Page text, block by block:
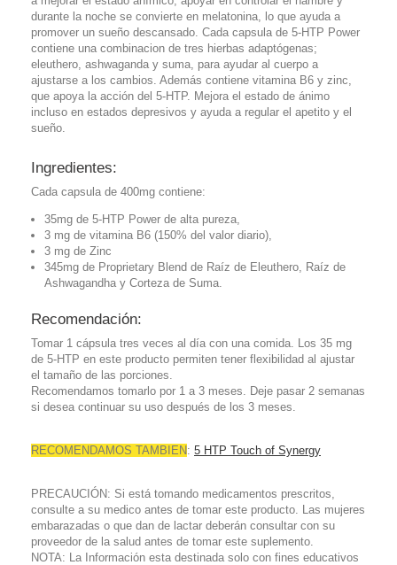
durante la noche se convierte en melatonina, lo que ayuda a
promover un sueño descansado. Cada capsula de 5-HTP Power
contiene una combinacion de tres hierbas adaptógenas;
eleuthero, ashwaganda y suma, para ayudar al cuerpo a
ajustarse a los cambios. Además contiene vitamina B6 y zinc,
que apoya la acción del 5-HTP. Mejora el estado de ánimo
incluso en estados depresivos y ayuda a regular el apetito y el
sueño.
Ingredientes:
Cada capsula de 400mg contiene:
35mg de 5-HTP Power de alta pureza,
3 mg de vitamina B6 (150% del valor diario),
3 mg de Zinc
345mg de Proprietary Blend de Raíz de Eleuthero, Raíz de
Ashwagandha y Corteza de Suma.
Recomendación:
Tomar 1 cápsula tres veces al día con una comida. Los 35 mg
de 5-HTP en este producto permiten tener flexibilidad al ajustar
el tamaño de las porciones.
Recomendamos tomarlo por 1 a 3 meses. Deje pasar 2 semanas
si desea continuar su uso después de los 3 meses.
RECOMENDAMOS TAMBIEN : 5 HTP Touch of Synergy
PRECAUCIÓN: Si está tomando medicamentos prescritos,
consulte a su medico antes de tomar este producto. Las mujeres
embarazadas o que dan de lactar deberán consultar con su
proveedor de la salud antes de tomar este suplemento.
NOTA: La Información esta destinada solo con fines educativos